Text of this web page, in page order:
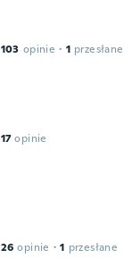
103 opinie · 1 przesłane
17 opinie
26 opinie · 1 przesłane